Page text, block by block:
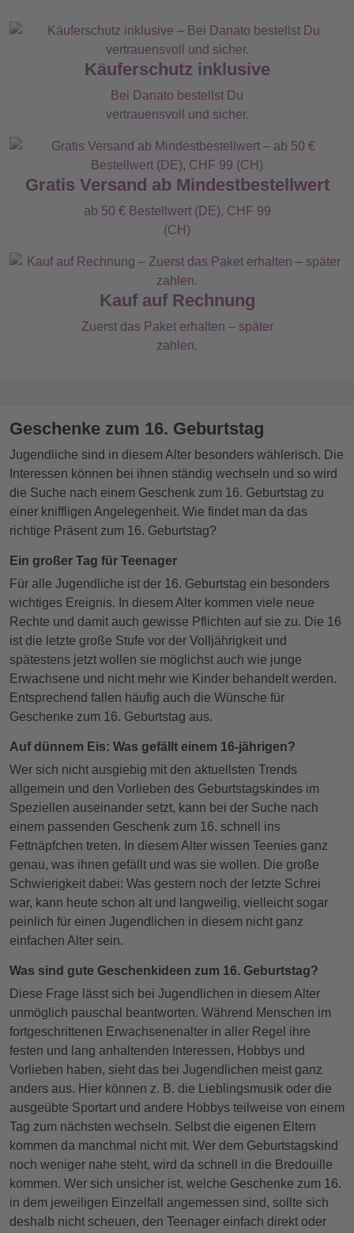
Käuferschutz inklusive
Bei Danato bestellst Du
vertrauensvoll und sicher.
Gratis Versand ab Mindestbestellwert
ab 50 € Bestellwert (DE), CHF 99
(CH)
Kauf auf Rechnung
Zuerst das Paket erhalten – später
zahlen.
Geschenke zum 16. Geburtstag
Jugendliche sind in diesem Alter besonders wählerisch. Die
Interessen können bei ihnen ständig wechseln und so wird
die Suche nach einem Geschenk zum 16. Geburtstag zu
einer kniffligen Angelegenheit. Wie findet man da das
richtige Präsent zum 16. Geburtstag?
Ein großer Tag für Teenager
Für alle Jugendliche ist der 16. Geburtstag ein besonders
wichtiges Ereignis. In diesem Alter kommen viele neue
Rechte und damit auch gewisse Pflichten auf sie zu. Die 16
ist die letzte große Stufe vor der Volljährigkeit und
spätestens jetzt wollen sie möglichst auch wie junge
Erwachsene und nicht mehr wie Kinder behandelt werden.
Entsprechend fallen häufig auch die Wünsche für
Geschenke zum 16. Geburtstag aus.
Auf dünnem Eis: Was gefällt einem 16-jährigen?
Wer sich nicht ausgiebig mit den aktuellsten Trends
allgemein und den Vorlieben des Geburtstagskindes im
Speziellen auseinander setzt, kann bei der Suche nach
einem passenden Geschenk zum 16. schnell ins
Fettnäpfchen treten. In diesem Alter wissen Teenies ganz
genau, was ihnen gefällt und was sie wollen. Die große
Schwierigkeit dabei: Was gestern noch der letzte Schrei
war, kann heute schon alt und langweilig, vielleicht sogar
peinlich für einen Jugendlichen in diesem nicht ganz
einfachen Alter sein.
Was sind gute Geschenkideen zum 16. Geburtstag?
Diese Frage lässt sich bei Jugendlichen in diesem Alter
unmöglich pauschal beantworten. Während Menschen im
fortgeschrittenen Erwachsenenalter in aller Regel ihre
festen und lang anhaltenden Interessen, Hobbys und
Vorlieben haben, sieht das bei Jugendlichen meist ganz
anders aus. Hier können z. B. die Lieblingsmusik oder die
ausgeübte Sportart und andere Hobbys teilweise von einem
Tag zum nächsten wechseln. Selbst die eigenen Eltern
kommen da manchmal nicht mit. Wer dem Geburtstagskind
noch weniger nahe steht, wird da schnell in die Bredouille
kommen. Wer sich unsicher ist, welche Geschenke zum 16.
in dem jeweiligen Einzelfall angemessen sind, sollte sich
deshalb nicht scheuen, den Teenager einfach direkt oder